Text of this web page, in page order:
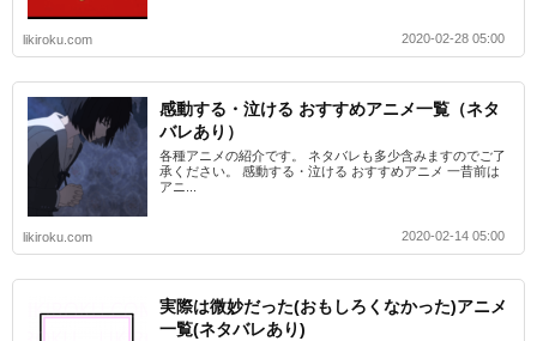
likiroku.com 2020-02-28 05:00
感動する・泣ける おすすめアニメ一覧（ネタ
バレあり）
各種アニメの紹介です。 ネタバレも多少含みますのでご了
承ください。 感動する・泣ける おすすめアニメ 一昔前は
アニ...
likiroku.com 2020-02-14 05:00
実際は微妙だった(おもしろくなかった)アニメ
一覧(ネタバレあり)